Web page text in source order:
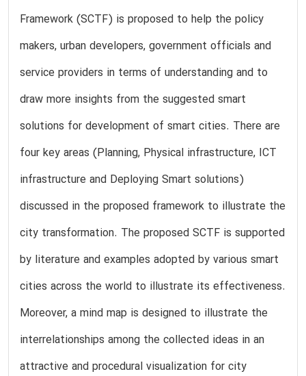
Framework (SCTF) is proposed to help the policy
makers, urban developers, government officials and
service providers in terms of understanding and to
draw more insights from the suggested smart
solutions for development of smart cities. There are
four key areas (Planning, Physical infrastructure, ICT
infrastructure and Deploying Smart solutions)
discussed in the proposed framework to illustrate the
city transformation. The proposed SCTF is supported
by literature and examples adopted by various smart
cities across the world to illustrate its effectiveness.
Moreover, a mind map is designed to illustrate the
interrelationships among the collected ideas in an
attractive and procedural visualization for city